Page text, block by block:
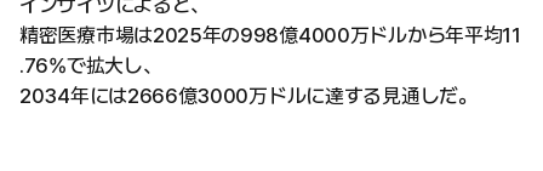
インサイツによると、
精密医療市場は2025年の998億4000万ドルから年平均11
.76%で拡大し、
2034年には2666億3000万ドルに達する見通しだ。